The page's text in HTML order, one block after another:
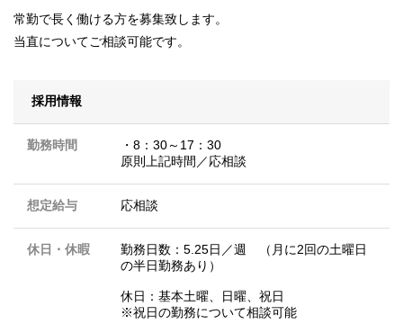
常勤で長く働ける方を募集致します。
当直についてご相談可能です。
採用情報
勤務時間
・8：30～17：30
原則上記時間／応相談
想定給与 応相談
休日・休暇
勤務日数：5.25日／週 （月に2回の土曜日
の半日勤務あり）
休日：基本土曜、日曜、祝日
※祝日の勤務について相談可能